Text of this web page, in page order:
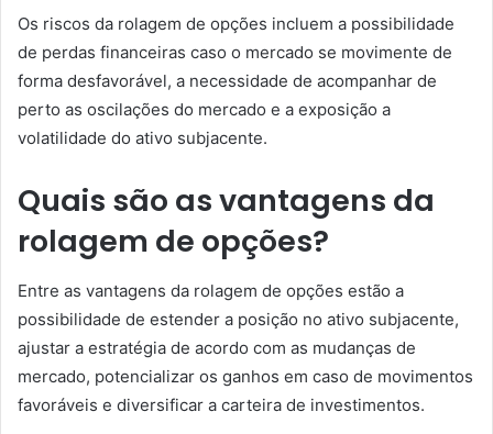
Os riscos da rolagem de opções incluem a possibilidade
de perdas financeiras caso o mercado se movimente de
forma desfavorável, a necessidade de acompanhar de
perto as oscilações do mercado e a exposição a
volatilidade do ativo subjacente.
Quais são as vantagens da
rolagem de opções?
Entre as vantagens da rolagem de opções estão a
possibilidade de estender a posição no ativo subjacente,
ajustar a estratégia de acordo com as mudanças de
mercado, potencializar os ganhos em caso de movimentos
favoráveis e diversificar a carteira de investimentos.